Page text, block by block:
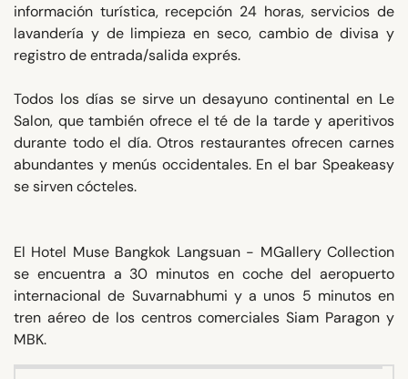
información turística, recepción 24 horas, servicios de
lavandería y de limpieza en seco, cambio de divisa y
registro de entrada/salida exprés.
Todos los días se sirve un desayuno continental en Le
Salon, que también ofrece el té de la tarde y aperitivos
durante todo el día. Otros restaurantes ofrecen carnes
abundantes y menús occidentales. En el bar Speakeasy
se sirven cócteles.
El Hotel Muse Bangkok Langsuan - MGallery Collection
se encuentra a 30 minutos en coche del aeropuerto
internacional de Suvarnabhumi y a unos 5 minutos en
tren aéreo de los centros comerciales Siam Paragon y
MBK.